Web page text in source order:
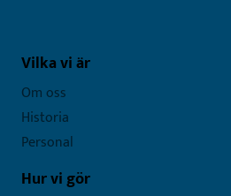
Vilka vi är
Om oss
Historia
Personal
Hur vi gör